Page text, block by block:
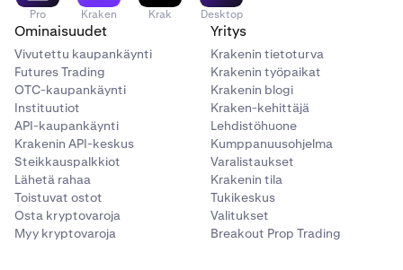
Pro Kraken Krak Desktop
Ominaisuudet
Vivutettu kaupankäynti
Futures Trading
OTC-kaupankäynti
Instituutiot
API-kaupankäynti
Krakenin API-keskus
Steikkauspalkkiot
Lähetä rahaa
Toistuvat ostot
Osta kryptovaroja
Myy kryptovaroja
Yritys
Krakenin tietoturva
Krakenin työpaikat
Krakenin blogi
Kraken-kehittäjä
Lehdistöhuone
Kumppanuusohjelma
Varalistaukset
Krakenin tila
Tukikeskus
Valitukset
Breakout Prop Trading